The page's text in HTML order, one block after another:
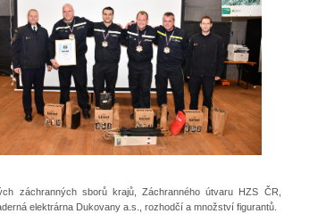
záchranných sborů krajů, Záchranného útvaru HZS ČR,
elektrárna Dukovany a.s., rozhodčí a množství figurantů.